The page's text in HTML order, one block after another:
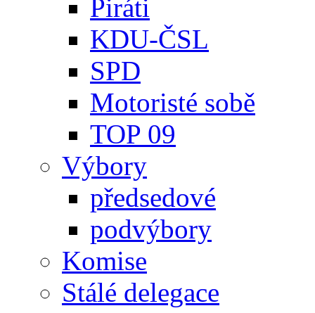
Piráti
KDU-ČSL
SPD
Motoristé sobě
TOP 09
Výbory
předsedové
podvýbory
Komise
Stálé delegace